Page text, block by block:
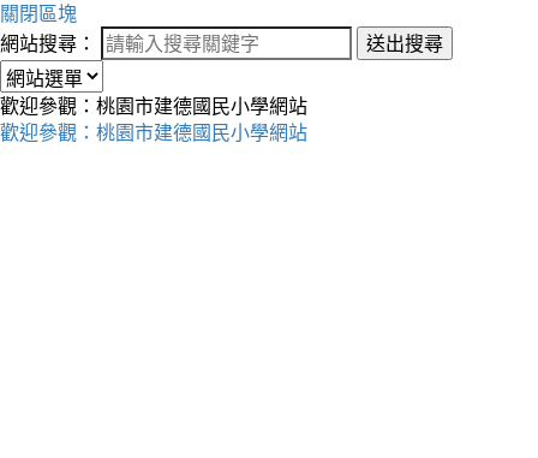
關閉區塊
網站搜尋：
送出搜尋
歡迎參觀：桃園市建德國民小學網站
歡迎參觀：桃園市建德國民小學網站